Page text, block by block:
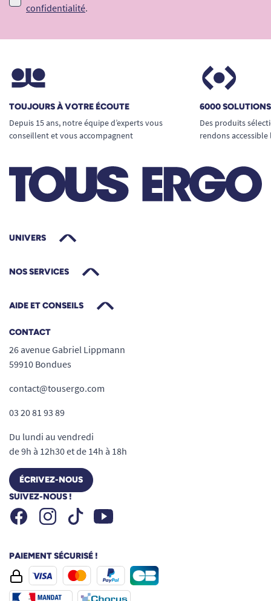
confidentialité.
TOUJOURS À VOTRE ÉCOUTE
Depuis 15 ans, notre équipe d’experts vous
conseillent et vous accompagnent
6000
Des produits
rendons
UNIVERS
NOS SERVICES
AIDE ET CONSEILS
CONTACT
26 avenue Gabriel Lippmann
59910 Bondues
contact@tousergo.com
03 20 81 93 89
Du lundi au vendredi
de 9h à 12h30 et de 14h à 18h
ÉCRIVEZ-NOUS
SUIVEZ-NOUS !
FacebookInstagramTiktok Youtube
PAIEMENT SÉCURISÉ !